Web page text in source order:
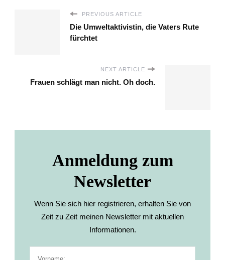
PREVIOUS ARTICLE
Die Umweltaktivistin, die Vaters Rute
fürchtet
NEXT ARTICLE
Frauen schlägt man nicht. Oh doch.
Anmeldung zum
Newsletter
Wenn Sie sich hier registrieren, erhalten Sie von
Zeit zu Zeit meinen Newsletter mit aktuellen
Informationen.